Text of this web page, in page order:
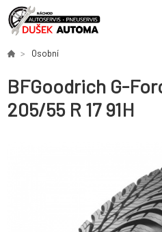
Osobní
BFGoodrich G-
205/55 R 17 91H